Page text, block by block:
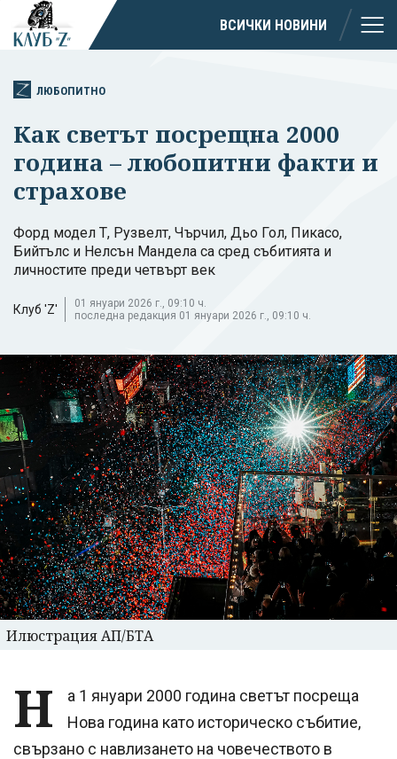
ВСИЧКИ НОВИНИ
ЛЮБОПИТНО
Как светът посрещна 2000
година – любопитни факти и
страхове
Форд модел Т, Рузвелт, Чърчил, Дьо Гол, Пикасо,
Бийтълс и Нелсън Мандела са сред събитията и
личностите преди четвърт век
Клуб 'Z'
01 януари 2026 г., 09:10 ч.
последна редакция 01 януари 2026 г., 09:10 ч.
Илюстрация АП/БТА
Н
а 1 януари 2000 година светът посреща
Нова година като историческо събитие,
свързано с навлизането на човечеството в